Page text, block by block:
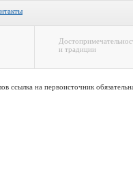
и традиции
ссылка на первоисточник